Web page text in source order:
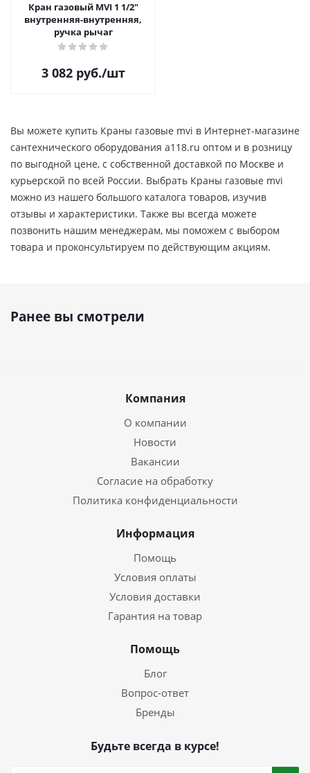
Кран газовый MVI 1 1/2"
внутренняя-внутренняя,
ручка рычаг
3 082руб./шт
Вы можете купить Краны газовые mvi в Интернет-магазине
сантехнического оборудования a118.ru оптом и в розницу
по выгодной цене, c собственной доставкой по Москве и
курьерской по всей России. Выбрать Краны газовые mvi
можно из нашего большого каталога товаров, изучив
отзывы и характеристики. Также вы всегда можете
позвонить нашим менеджерам, мы поможем с выбором
товара и проконсультируем по действующим акциям.
Ранее вы смотрели
Компания
О компании
Новости
Вакансии
Согласие на обработку
Политика конфиденциальности
Информация
Помощь
Условия оплаты
Условия доставки
Гарантия на товар
Помощь
Блог
Вопрос-ответ
Бренды
Будьте всегда в курсе!